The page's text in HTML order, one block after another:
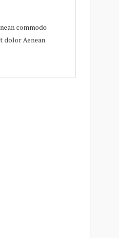
commodo
dolor Aenean